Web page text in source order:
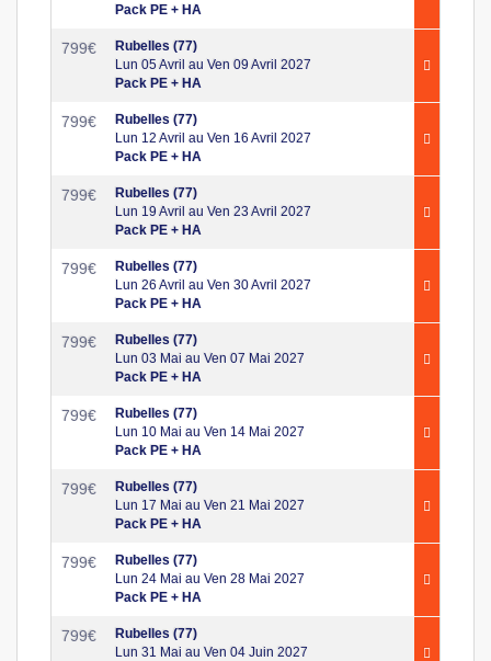
Pack PE + HA
799€
Rubelles (77)
Lun 05 Avril au Ven 09 Avril 2027
Pack PE + HA
799€
Rubelles (77)
Lun 12 Avril au Ven 16 Avril 2027
Pack PE + HA
799€
Rubelles (77)
Lun 19 Avril au Ven 23 Avril 2027
Pack PE + HA
799€
Rubelles (77)
Lun 26 Avril au Ven 30 Avril 2027
Pack PE + HA
799€
Rubelles (77)
Lun 03 Mai au Ven 07 Mai 2027
Pack PE + HA
799€
Rubelles (77)
Lun 10 Mai au Ven 14 Mai 2027
Pack PE + HA
799€
Rubelles (77)
Lun 17 Mai au Ven 21 Mai 2027
Pack PE + HA
799€
Rubelles (77)
Lun 24 Mai au Ven 28 Mai 2027
Pack PE + HA
799€
Rubelles (77)
Lun 31 Mai au Ven 04 Juin 2027